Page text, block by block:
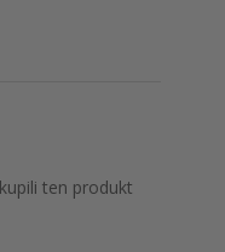
ten produkt